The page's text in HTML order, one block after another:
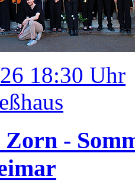
18:30 Uhr
-